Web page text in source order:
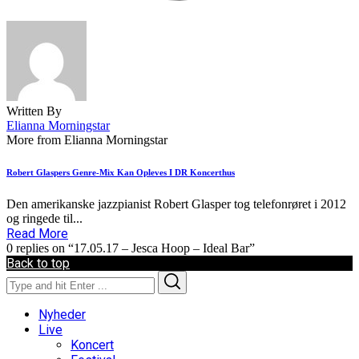
Written By
Elianna Morningstar
More from Elianna Morningstar
Robert Glaspers Genre-Mix Kan Opleves I DR Koncerthus
Den amerikanske jazzpianist Robert Glasper tog telefonrøret i 2012
og ringede til...
Read More
0 replies on “17.05.17 – Jesca Hoop – Ideal Bar”
Back to top
Search
for:
Nyheder
Live
Koncert